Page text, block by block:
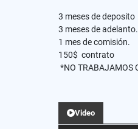
3 meses de deposito
3 meses de adelanto.
1 mes de comisión.
150$ contrato
*NO TRABAJAMOS
Video